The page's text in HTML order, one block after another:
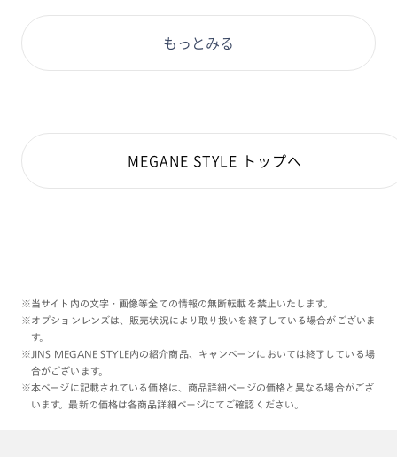
もっとみる
MEGANE STYLE トップへ
※当サイト内の文字・画像等全ての情報の無断転載を禁止いたします。
※オプションレンズは、販売状況により取り扱いを終了している場合がございま
す。
※JINS MEGANE STYLE内の紹介商品、キャンペーンにおいては終了している場
合がございます。
※本ページに記載されている価格は、商品詳細ページの価格と異なる場合がござ
います。最新の価格は各商品詳細ページにてご確認ください。